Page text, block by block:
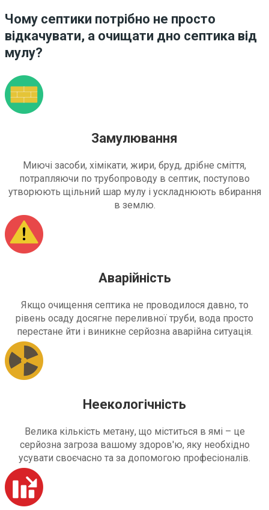
Чому септики потрібно не просто
відкачувати, а очищати дно септика від
мулу?
Замулювання
Миючі засоби, хімікати, жири, бруд, дрібне сміття,
потрапляючи по трубопроводу в септик, поступово
утворюють щільний шар мулу і ускладнюють вбирання
в землю.
Аварійність
Якщо очищення септика не проводилося давно, то
рівень осаду досягне переливної труби, вода просто
перестане йти і виникне серйозна аварійна ситуація.
Неекологічність
Велика кількість метану, що міститься в ямі – це
серйозна загроза вашому здоров'ю, яку необхідно
усувати своєчасно та за допомогою професіоналів.